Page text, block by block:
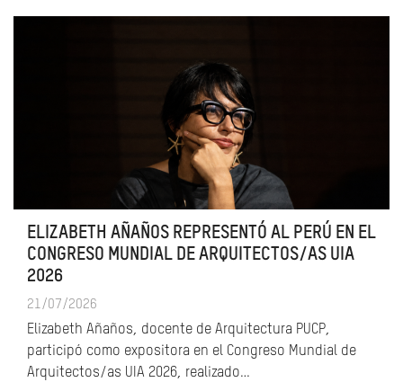
ELIZABETH AÑAÑOS REPRESENTÓ AL PERÚ EN EL
CONGRESO MUNDIAL DE ARQUITECTOS/AS UIA
2026
21/07/2026
Elizabeth Añaños, docente de Arquitectura PUCP,
participó como expositora en el Congreso Mundial de
Arquitectos/as UIA 2026, realizado…